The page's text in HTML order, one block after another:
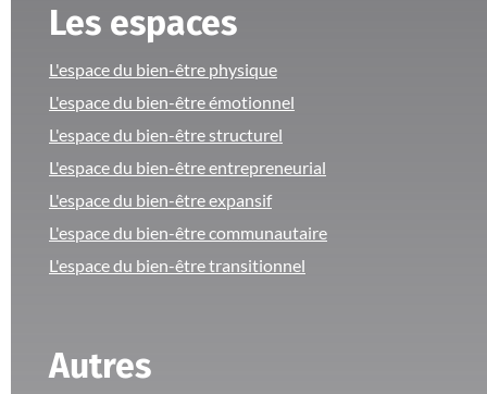
Les espaces
L'espace du bien-être physique
L'espace du bien-être émotionnel
L'espace du bien-être structurel
L'espace du bien-être entrepreneurial
L'espace du bien-être expansif
L'espace du bien-être communautaire
L'espace du bien-être transitionnel
Autres